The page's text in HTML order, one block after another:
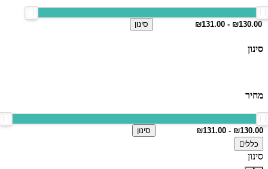
סינון
סינון
מחיר
סינון
כללי
סינון